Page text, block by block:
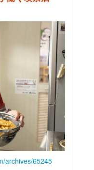
archives/65245